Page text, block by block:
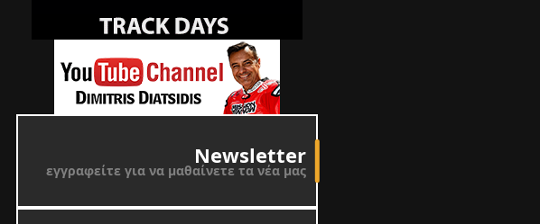
Newsletter
εγγραφείτε για να μαθαίνετε τα νέα μας